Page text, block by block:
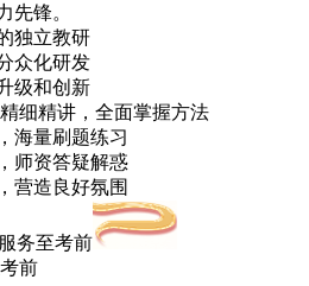
先锋。
独立教研
众化研发
级和创新
细精讲，全面掌握方法
海量刷题练习
师资答疑解惑
营造良好氛围
务至考前
前